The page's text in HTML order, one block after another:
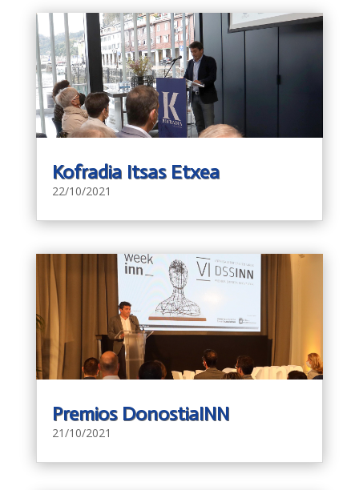
Kofradia Itsas Etxea
22/10/2021
Premios DonostiaINN
21/10/2021